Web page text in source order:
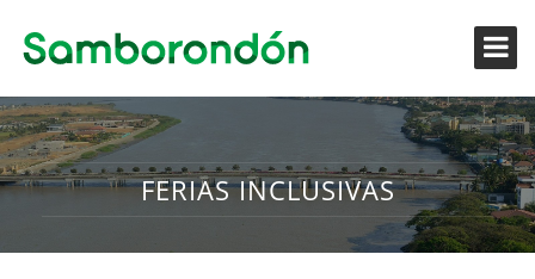
FERIAS INCLUSIVAS